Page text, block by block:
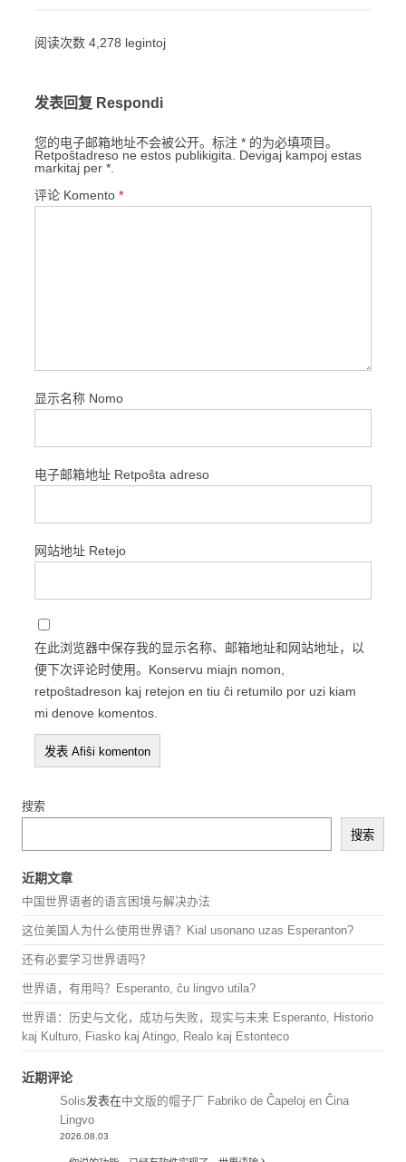
阅读次数 4,278 legintoj
发表回复 Respondi
您的电子邮箱地址不会被公开。标注 * 的为必填项目。
Retpoŝtadreso ne estos publikigita. Devigaj kampoj estas
markitaj per *.
评论 Komento *
显示名称 Nomo
电子邮箱地址 Retpoŝta adreso
网站地址 Retejo
在此浏览器中保存我的显示名称、邮箱地址和网站地址，以
便下次评论时使用。Konservu miajn nomon,
retpoŝtadreson kaj retejon en tiu ĉi retumilo por uzi kiam
mi denove komentos.
搜索
搜索
近期文章
中国世界语者的语言困境与解决办法
这位美国人为什么使用世界语？Kial usonano uzas Esperanton?
还有必要学习世界语吗？
世界语，有用吗？Esperanto, ĉu lingvo utila?
世界语：历史与文化，成功与失败，现实与未来 Esperanto, Historio
kaj Kulturo, Fiasko kaj Atingo, Realo kaj Estonteco
近期评论
Solis发表在中文版的帽子厂 Fabriko de Ĉapeloj en Ĉina
Lingvo
2026.08.03